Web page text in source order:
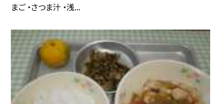
まご ・さつま汁 ・浅...